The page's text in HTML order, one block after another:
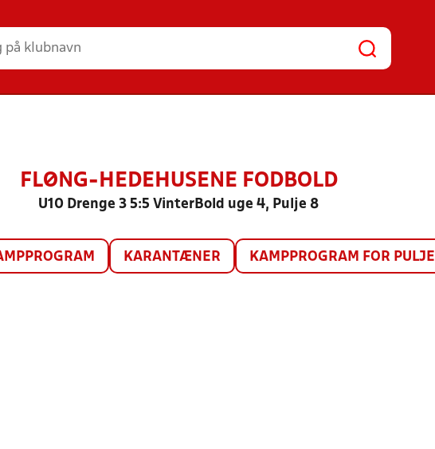
FLØNG-HEDEHUSENE FODBOLD
U10 Drenge 3 5:5 VinterBold uge 4, Pulje 8
KARANTÆNER KAMPPROGRAM FOR PULJE